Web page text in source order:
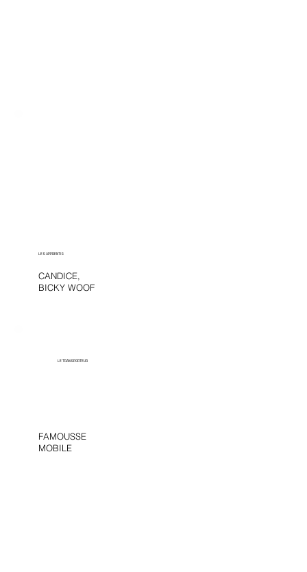
LES APPRENTIS
CANDICE,
BICKY WOOF
LE TRANSPORTEUR
FAMOUSSE
MOBILE